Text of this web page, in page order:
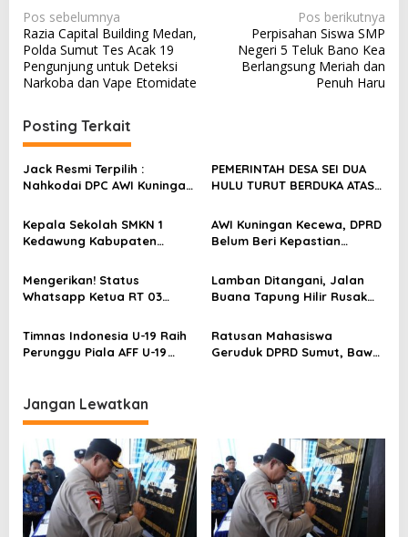
N
a
v
i
g
a
s
i
p
o
s
Pos sebelumnya
Razia Capital Building Medan,
Polda Sumut Tes Acak 19
Pengunjung untuk Deteksi
Narkoba dan Vape Etomidate
Pos berikutnya
Perpisahan Siswa SMP
Negeri 5 Teluk Bano Kea
Berlangsung Meriah dan
Penuh Haru
Posting Terkait
Jack Resmi Terpilih :
Nahkodai DPC AWI Kuningan
Tunjukan Kualitas
Organisasi”
PEMERINTAH DESA SEI DUA
HULU TURUT BERDUKA ATAS
WARGA
Kepala Sekolah SMKN 1
Kedawung Kabupaten
Pelajaran Tidak Ada Di
Tempat
AWI Kuningan Kecewa, DPRD
Belum Beri Kepastian
Carut -Marut BUMDes
Mengerikan! Status
Whatsapp Ketua RT 03
Cirebon Sangat Arogan
Lamban Ditangani, Jalan
Buana Tapung Hilir Rusak
Pemerintah Segera
Bertindak
Timnas Indonesia U-19 Raih
Perunggu Piala AFF U-19
Muda
Ratusan Mahasiswa
Geruduk DPRD Sumut, Bawa
Jangan Lewatkan